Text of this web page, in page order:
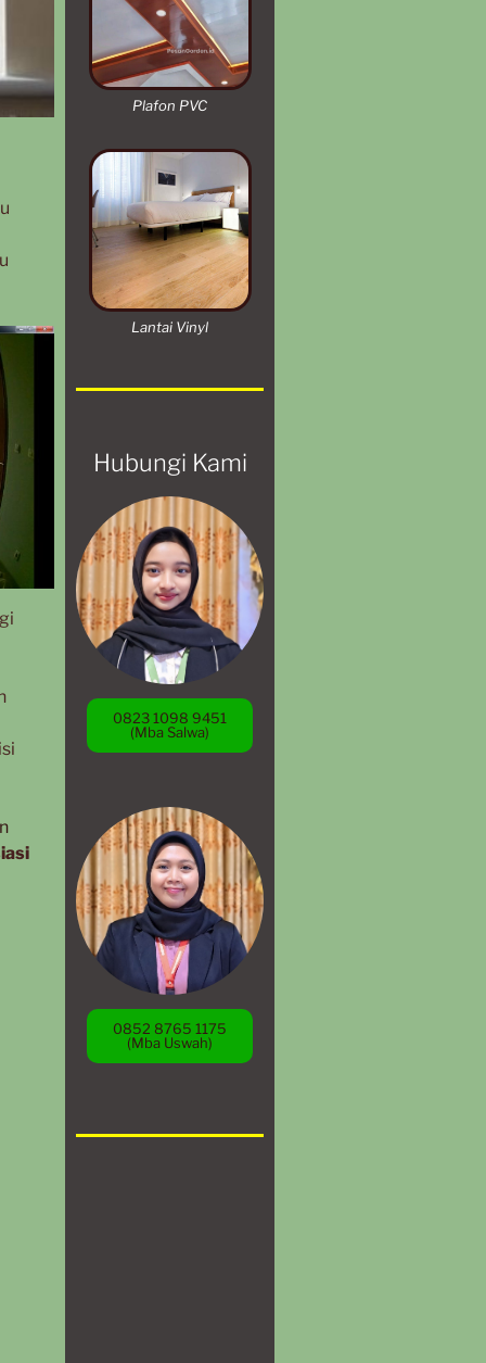
Plafon PVC
Lantai Vinyl
Hubungi Kami
0823 1098 9451
(Mba Salwa)
0852 8765 1175
(Mba Uswah)